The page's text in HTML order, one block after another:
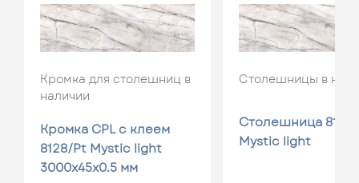
Кромка для столешниц в
наличии
Кромка CPL с клеем
8128/Pt Mystic light
3000x45x0.5 мм
Столешницы в
Столешница
Mystic light